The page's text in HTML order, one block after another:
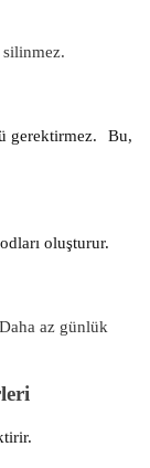
gerektirmez.
Bu,
oluşturur.
az günlük